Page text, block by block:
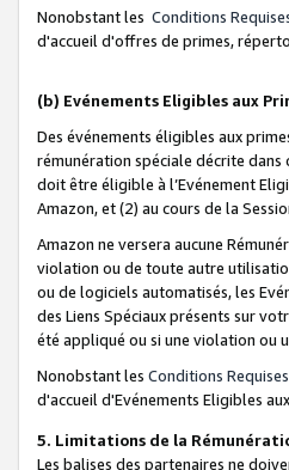
Nonobstant les Conditions
d'accueil d'offres de primes,
(b) Evénements Eligibles aux
Des événements éligibles aux
rémunération spéciale décrite dans
doit être éligible à l’Evénement
Amazon, et (2) au cours de la
Amazon ne versera aucune
violation ou de toute autre
ou de logiciels automatisés, les
des Liens Spéciaux présents sur
été appliqué ou si une violation ou
Nonobstant les Conditions
d'accueil d'Evénements Eligibles
5. Limitations de la
Les balises des partenaires ne